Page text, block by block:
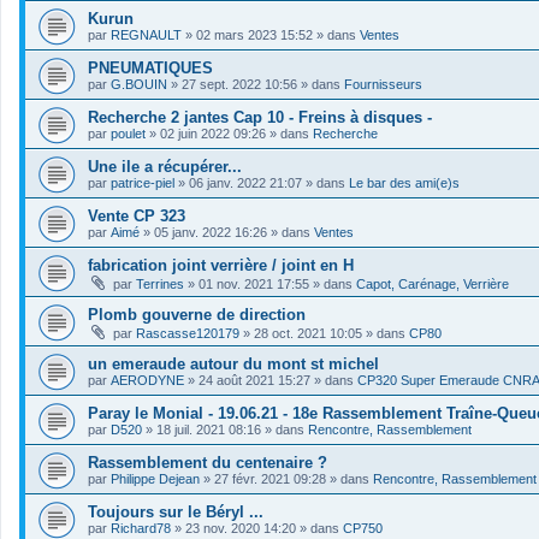
Kurun
par REGNAULT » 02 mars 2023 15:52 » dans Ventes
PNEUMATIQUES
par G.BOUIN » 27 sept. 2022 10:56 » dans Fournisseurs
Recherche 2 jantes Cap 10 - Freins à disques -
par poulet » 02 juin 2022 09:26 » dans Recherche
Une ile a récupérer...
par patrice-piel » 06 janv. 2022 21:07 » dans Le bar des ami(e)s
Vente CP 323
par Aimé » 05 janv. 2022 16:26 » dans Ventes
fabrication joint verrière / joint en H
par Terrines » 01 nov. 2021 17:55 » dans Capot, Carénage, Verrière
Plomb gouverne de direction
par Rascasse120179 » 28 oct. 2021 10:05 » dans CP80
un emeraude autour du mont st michel
par AERODYNE » 24 août 2021 15:27 » dans CP320 Super Emeraude CNRA
Paray le Monial - 19.06.21 - 18e Rassemblement Traîne-
par D520 » 18 juil. 2021 08:16 » dans Rencontre, Rassemblement
Rassemblement du centenaire ?
par Philippe Dejean » 27 févr. 2021 09:28 » dans Rencontre, Rassemblement
Toujours sur le Béryl ...
par Richard78 » 23 nov. 2020 14:20 » dans CP750